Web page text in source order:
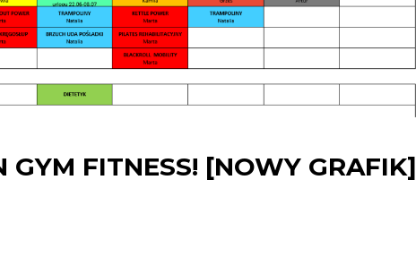
GYM FITNESS! [NOWY GRAFIK]